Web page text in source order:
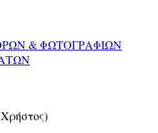
& ΦΩΤΟΓΡΑΦΙΩΝ